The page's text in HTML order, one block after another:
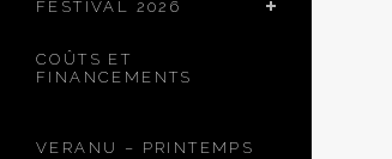
FESTIVAL 2026
COÛTS ET
FINANCEMENTS
VERANU – PRINTEMPS